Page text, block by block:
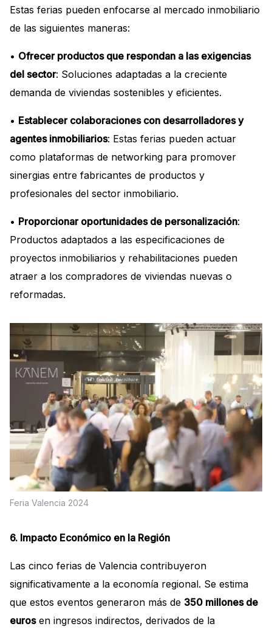
Estas ferias pueden enfocarse al mercado inmobiliario
de las siguientes maneras:
• Ofrecer productos que respondan a las exigencias
del sector: Soluciones adaptadas a la creciente
demanda de viviendas sostenibles y eficientes.
• Establecer colaboraciones con desarrolladores y
agentes inmobiliarios: Estas ferias pueden actuar
como plataformas de networking para promover
sinergias entre fabricantes de productos y
profesionales del sector inmobiliario.
• Proporcionar oportunidades de personalización:
Productos adaptados a las especificaciones de
proyectos inmobiliarios y rehabilitaciones pueden
atraer a los compradores de viviendas nuevas o
reformadas.
Feria Valencia 2024
6. Impacto Económico en la Región
Las cinco ferias de Valencia contribuyeron
significativamente a la economía regional. Se estima
que estos eventos generaron más de 350 millones de
eurosen ingresos indirectos, derivados de la